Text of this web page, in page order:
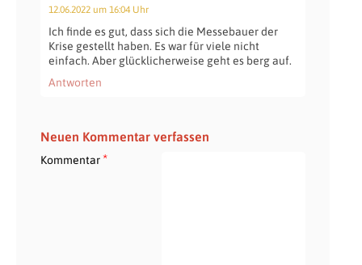
12.06.2022 um 16:04 Uhr
Ich finde es gut, dass sich die Messebauer der
Krise gestellt haben. Es war für viele nicht
einfach. Aber glücklicherweise geht es berg auf.
Antworten
Neuen Kommentar verfassen
Kommentar*